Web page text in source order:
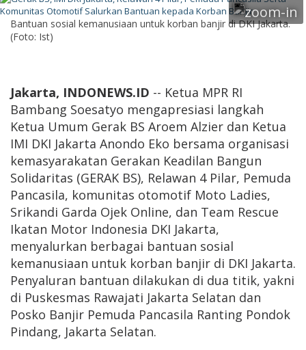
Bantuan sosial kemanusiaan untuk korban banjir di DKI Jakarta.
(Foto: Ist)
Jakarta, INDONEWS.ID -- Ketua MPR RI
Bambang Soesatyo mengapresiasi langkah
Ketua Umum Gerak BS Aroem Alzier dan Ketua
IMI DKI Jakarta Anondo Eko bersama organisasi
kemasyarakatan Gerakan Keadilan Bangun
Solidaritas (GERAK BS), Relawan 4 Pilar, Pemuda
Pancasila, komunitas otomotif Moto Ladies,
Srikandi Garda Ojek Online, dan Team Rescue
Ikatan Motor Indonesia DKI Jakarta,
menyalurkan berbagai bantuan sosial
kemanusiaan untuk korban banjir di DKI Jakarta.
Penyaluran bantuan dilakukan di dua titik, yakni
di Puskesmas Rawajati Jakarta Selatan dan
Posko Banjir Pemuda Pancasila Ranting Pondok
Pindang, Jakarta Selatan.